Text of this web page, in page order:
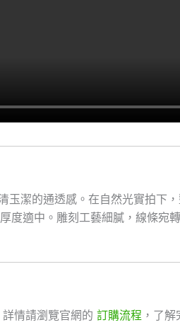
潔的通透感。在自然光實拍下
適中。雕刻工藝細膩，線條宛
情請瀏覽官網的 訂購流程 ，了